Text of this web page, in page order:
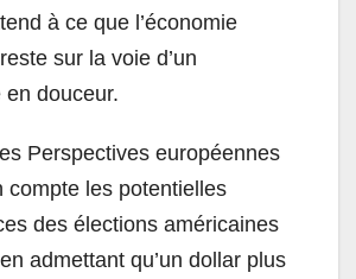
à ce que l’économie
sur la voie d’un
douceur.
Perspectives européennes
compte les potentielles
des élections américaines
admettant qu’un dollar plus